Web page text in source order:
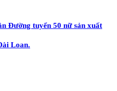
Đường tuyển 50 nữ sản xuất
Loan.